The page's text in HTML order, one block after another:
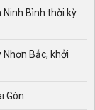
Bình thời kỳ
Bắc, khởi
Gòn